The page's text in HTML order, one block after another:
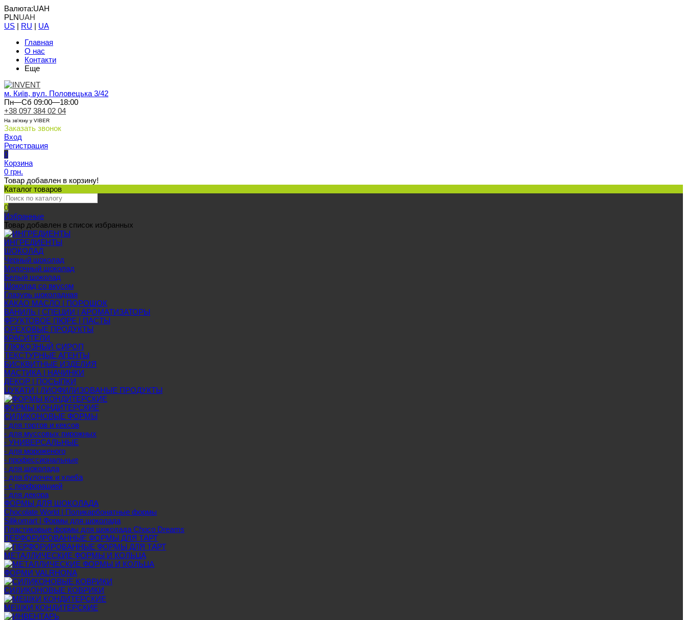
Валюта:UAH
PLNUAH
US | RU | UA
Главная
О нас
Контакти
Еще
м. Київ, вул. Половецька 3/42
Пн—Сб 09:00—18:00
+38 097 384 02 04
На зв'язку у VIBER
Заказать звонок
Вход
Регистрация
0
Корзина
0 грн.
Товар добавлен в корзину!
Каталог товаров
0
Избранные
Товар добавлен в список избранных
ИНГРЕДИЕНТЫ
ШОКОЛАД
Черный шоколад
Молочный шоколад
Белый шоколад
Шоколад со вкусом
Глазурь шоколадная
КАКАО МАСЛО | ПОРОШОК
ВАНИЛЬ | СПЕЦИИ | АРОМАТИЗАТОРЫ
ФРУКТОВОЕ ПЮРЕ | ПАСТЫ
ОРЕХОВЫЕ ПРОДУКТЫ
КРАСИТЕЛИ
ГЛЮКОЗНЫЙ СИРОП
ТЕКСТУРНЫЕ АГЕНТЫ
БИСКВИТНЫЕ ИЗДЕЛИЯ
МАСТИКА | НАЧИНКИ
ДЕКОР | ПОСЫПКИ
ЦУКАТИ | ЛИОФИЛИЗОВАНЫЕ ПРОДУКТЫ
ФОРМЫ КОНДИТЕРСКИЕ
СИЛИКОНОВЫЕ ФОРМЫ
- для тортов и кексов
- для муссовых пирожных
- УНИВЕРСАЛЬНЫЕ
- для мороженого
- профессиональные
- для шоколада
- для булочек и хлеба
- с перфорацией
- для декора
ФОРМЫ ДЛЯ ШОКОЛАДА
Chocolate World | Поликарбонатные формы
Silikomart | Формы для шоколада
Пластиковые формы для шоколада Choco Dreams
ПЕРФОРИРОВАННЫЕ ФОРМЫ ДЛЯ ТАРТ
МЕТАЛЛИЧЕСКИЕ ФОРМЫ И КОЛЬЦА
ФОРМИ VALRHONA
СИЛИКОНОВЫЕ КОВРИКИ
МЕШКИ КОНДИТЕРСКИЕ